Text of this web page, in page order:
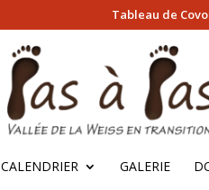
Tableau de
CALENDRIER GALERIE